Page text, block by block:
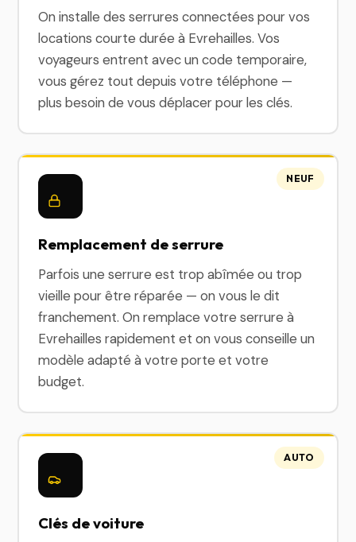
On installe des serrures connectées pour vos
locations courte durée à Evrehailles. Vos
voyageurs entrent avec un code temporaire,
vous gérez tout depuis votre téléphone —
plus besoin de vous déplacer pour les clés.
Remplacement de serrure
Parfois une serrure est trop abîmée ou trop
vieille pour être réparée — on vous le dit
franchement. On remplace votre serrure à
Evrehailles rapidement et on vous conseille un
modèle adapté à votre porte et votre
budget.
NEUF
Clés de voiture
AUTO